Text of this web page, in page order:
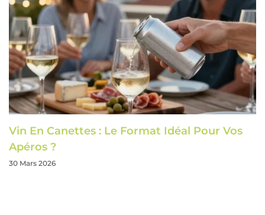
Vin En Canettes : Le Format Idéal Pour Vos
Apéros ?
30 Mars 2026